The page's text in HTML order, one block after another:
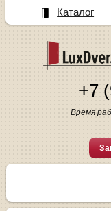
+7
Время
Каталог